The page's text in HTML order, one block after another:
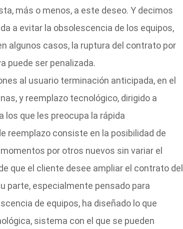
más o menos, a este deseo. Y decimos
a evitar la obsolescencia de los equipos,
algunos casos, la ruptura del contrato por
puede ser penalizada.
al usuario terminación anticipada, en el
y reemplazo tecnológico, dirigido a
que les preocupa la rápida
reemplazo consiste en la posibilidad de
por otros nuevos sin variar el
que el cliente desee ampliar el contrato del
parte, especialmente pensado para
de equipos, ha diseñado lo que
sistema con el que se pueden